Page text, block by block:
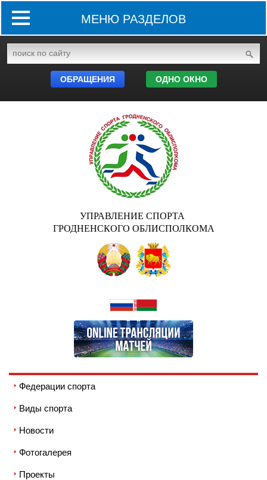
МЕНЮ РАЗДЕЛОВ
ОБРАЩЕНИЯ ОДНО ОКНО
УПРАВЛЕНИЕ СПОРТА
ГРОДНЕНСКОГО ОБЛИСПОЛКОМА
Федерации спорта
Виды спорта
Новости
Фотогалерея
Проекты